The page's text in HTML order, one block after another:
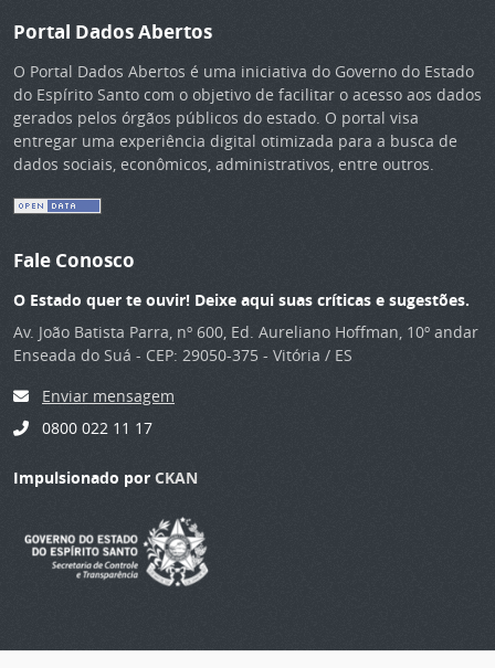
Portal Dados Abertos
O Portal Dados Abertos é uma iniciativa do Governo do Estado
do Espírito Santo com o objetivo de facilitar o acesso aos dados
gerados pelos órgãos públicos do estado. O portal visa
entregar uma experiência digital otimizada para a busca de
dados sociais, econômicos, administrativos, entre outros.
Fale Conosco
O Estado quer te ouvir! Deixe aqui suas críticas e sugestões.
Av. João Batista Parra, nº 600, Ed. Aureliano Hoffman, 10º andar
Enseada do Suá - CEP: 29050-375 - Vitória / ES
Enviar mensagem
0800 022 11 17
Impulsionado por CKAN